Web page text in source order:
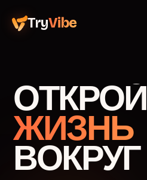
TryVibe
ОТКРОЙ
ЖИЗНЬ
ВОКРУГ